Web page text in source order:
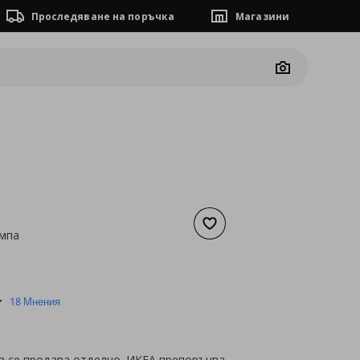
Проследяване на поръчка Магазини
Camera
Добави към списъка с
5.018 Мнения